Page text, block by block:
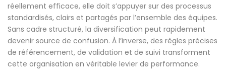
réellement efficace, elle doit s’appuyer sur des processus
standardisés, clairs et partagés par l’ensemble des équipes.
Sans cadre structuré, la diversification peut rapidement
devenir source de confusion. À l’inverse, des règles précises
de référencement, de validation et de suivi transforment
cette organisation en véritable levier de performance.